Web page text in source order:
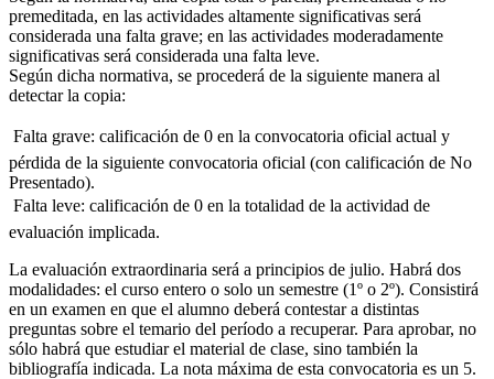
premeditada, en las actividades altamente significativas será
considerada una falta grave; en las actividades moderadamente
significativas será considerada una falta leve.
Según dicha normativa, se procederá de la siguiente manera al
detectar la copia:
 Falta grave: calificación de 0 en la convocatoria oficial actual y
pérdida de la siguiente convocatoria oficial (con calificación de No
Presentado).
 Falta leve: calificación de 0 en la totalidad de la actividad de
evaluación implicada.
La evaluación extraordinaria será a principios de julio. Habrá dos
modalidades: el curso entero o solo un semestre (1º o 2º). Consistirá
en un examen en que el alumno deberá contestar a distintas
preguntas sobre el temario del período a recuperar. Para aprobar, no
sólo habrá que estudiar el material de clase, sino también la
bibliografía indicada. La nota máxima de esta convocatoria es un 5.